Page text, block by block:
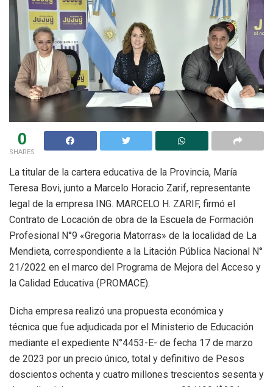
0
SHARES
La titular de la cartera educativa de la Provincia, María
Teresa Bovi, junto a Marcelo Horacio Zarif, representante
legal de la empresa ING. MARCELO H. ZARIF, firmó el
Contrato de Locación de obra de la Escuela de Formación
Profesional N°9 «Gregoria Matorras» de la localidad de La
Mendieta, correspondiente a la Litación Pública Nacional N°
21/2022 en el marco del Programa de Mejora del Acceso y
la Calidad Educativa (PROMACE).
Dicha empresa realizó una propuesta económica y
técnica que fue adjudicada por el Ministerio de Educación
mediante el expediente N°4453-E- de fecha 17 de marzo
de 2023 por un precio único, total y definitivo de Pesos
doscientos ochenta y cuatro millones trescientos sesenta y